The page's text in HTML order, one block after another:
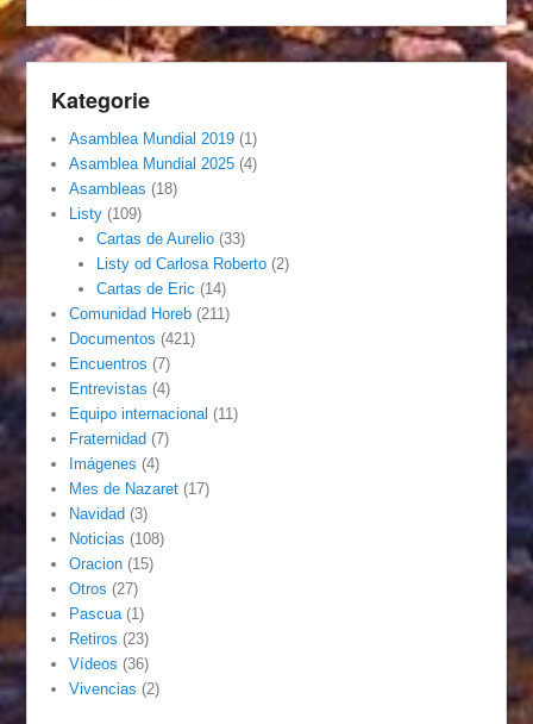
Kategorie
Asamblea Mundial 2019 (1)
Asamblea Mundial 2025 (4)
Asambleas (18)
Listy (109)
Cartas de Aurelio(33)
Listy od Carlosa Roberto(2)
Cartas de Eric (14)
Comunidad Horeb (211)
Documentos (421)
Encuentros (7)
Entrevistas (4)
Equipo internacional (11)
Fraternidad (7)
Imágenes (4)
Mes de Nazaret (17)
Navidad (3)
Noticias (108)
Oracion (15)
Otros (27)
Pascua (1)
Retiros (23)
Vídeos (36)
Vivencias (2)